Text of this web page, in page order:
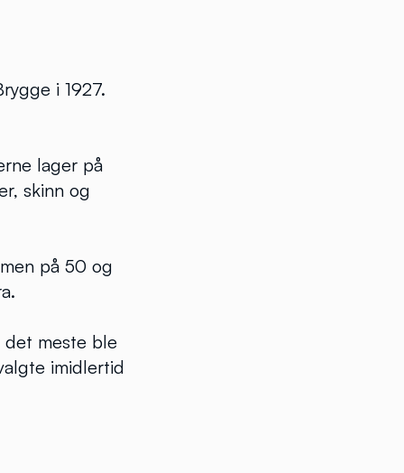
i 1927.
lager på
skinn og
på 50 og
det meste ble
imidlertid